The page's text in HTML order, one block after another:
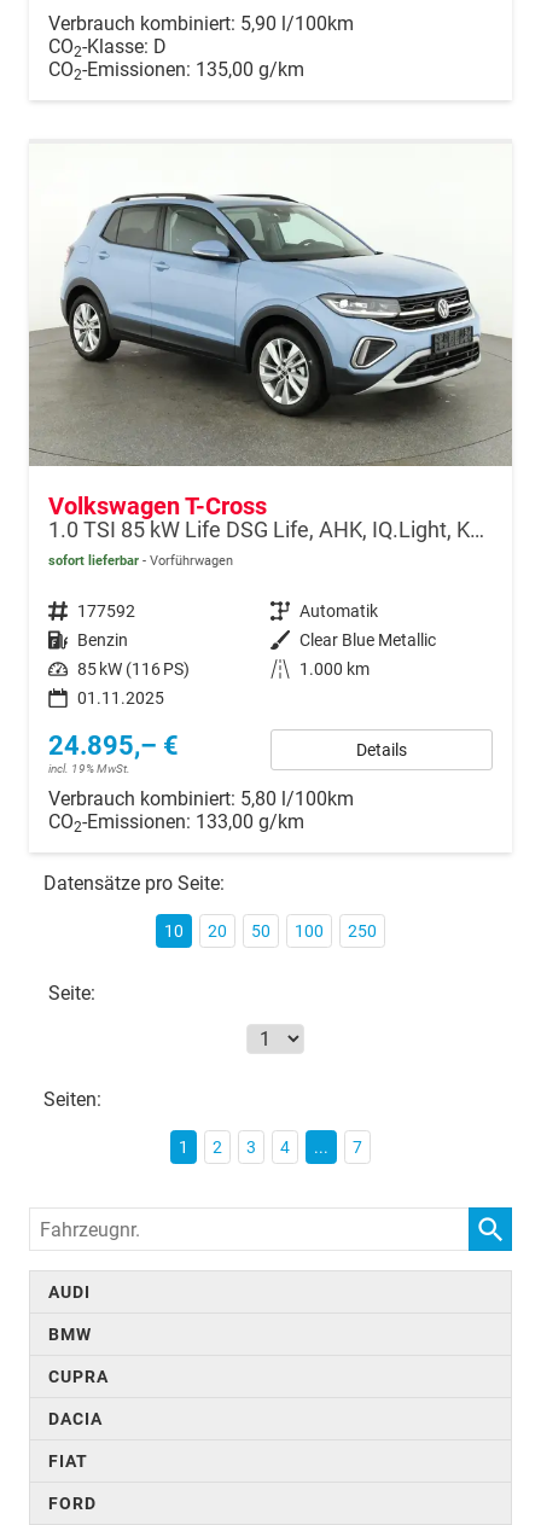
Verbrauch kombiniert: 5,90 l/100km
CO2-Klasse: D
CO2-Emissionen: 135,00 g/km
Volkswagen T-Cross
1.0 TSI 85 kW Life DSG Life, AHK, IQ.Light, Kamera, ACC, Side, Winter, 17-Zoll
sofort lieferbar Vorführwagen
Fahrzeugnr. 177592 Getriebe Automatik
Kraftstoff Benzin Außenfarbe Clear Blue Metallic
Leistung 85 kW (116 PS) Kilometerstand
1.000 km
01.11.2025
24.895,– €
incl. 19% MwSt.
Details
Verbrauch kombiniert: 5,80 l/100km
CO2-Emissionen: 133,00 g/km
Datensätze pro Seite:
10 20 50 100 250
Seite:
Seiten:
1 2 3 4 ... 7
Fahrzeugnr.
AUDI
BMW
CUPRA
DACIA
FIAT
FORD